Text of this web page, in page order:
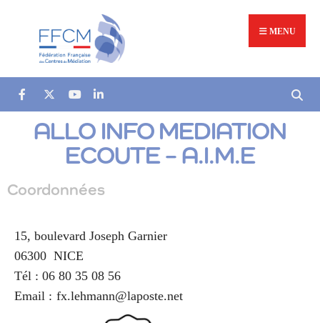
MENU
ALLO INFO MEDIATION
ECOUTE – A.I.M.E
Coordonnées
15, boulevard Joseph Garnier
06300 NICE
Tél : 06 80 35 08 56
Email : fx.lehmann@laposte.net